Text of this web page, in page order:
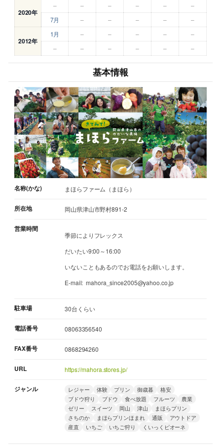
2020年
– – – – –
–
7月
– – – – –
2012年
1月 – – – –
–
–
– – – – –
基本情報
名称(かな) まほらファーム（まほら）
所在地 岡山県津山市野村891-2
営業時間
季節によりフレックス
だいたい9:00～16:00
いないこともあるのでお電話をお願いします。
E-mail: mahora_since2005@yahoo.co.jp
駐車場 30台くらい
電話番号 08063356540
FAX番号 0868294260
URL https://mahora.stores.jp/
ジャンル レジャー 体験 プリン 御歳暮
格安
ブドウ狩り
ブドウ 食べ放題 フルーツ
農業
ゼリー
スイーツ 岡山 津山
まほらプリン
さちのか
まほらプリンほまれ 通販
アウトドア
産直
いちご いちご狩り くいっくピオーネ